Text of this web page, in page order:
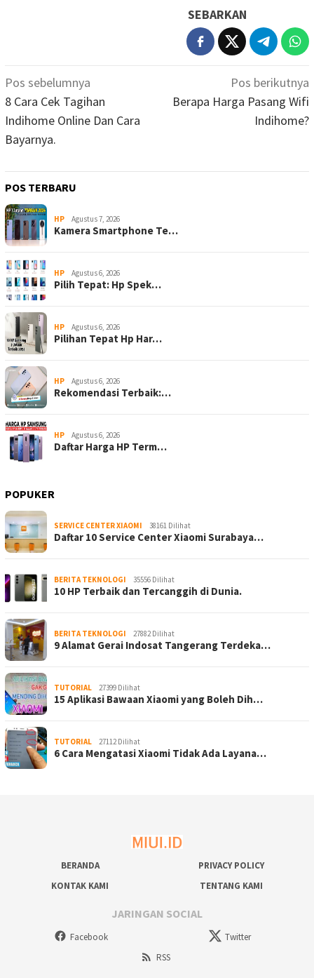
SEBARKAN
Navigasi
pos
Pos sebelumnya
8 Cara Cek Tagihan
Indihome Online Dan Cara
Bayarnya.
Pos berikutnya
Berapa Harga Pasang Wifi
Indihome?
POS TERBARU
HP Agustus 7, 2026
Kamera Smartphone Te…
HP Agustus 6, 2026
Pilih Tepat: Hp Spek…
HP Agustus 6, 2026
Pilihan Tepat Hp Har…
HP Agustus 6, 2026
Rekomendasi Terbaik:…
HP Agustus 6, 2026
Daftar Harga HP Term…
POPUKER
SERVICE CENTER XIAOMI 38161 Dilihat
Daftar 10 Service Center Xiaomi Surabaya…
BERITA TEKNOLOGI 35556 Dilihat
10 HP Terbaik dan Tercanggih di Dunia.
BERITA TEKNOLOGI 27882 Dilihat
9 Alamat Gerai Indosat Tangerang Terdeka…
TUTORIAL 27399 Dilihat
15 Aplikasi Bawaan Xiaomi yang Boleh Dih…
TUTORIAL 27112 Dilihat
6 Cara Mengatasi Xiaomi Tidak Ada Layana…
BERANDA
PRIVACY POLICY
KONTAK KAMI
TENTANG KAMI
JARINGAN SOCIAL
Facebook
Twitter
RSS